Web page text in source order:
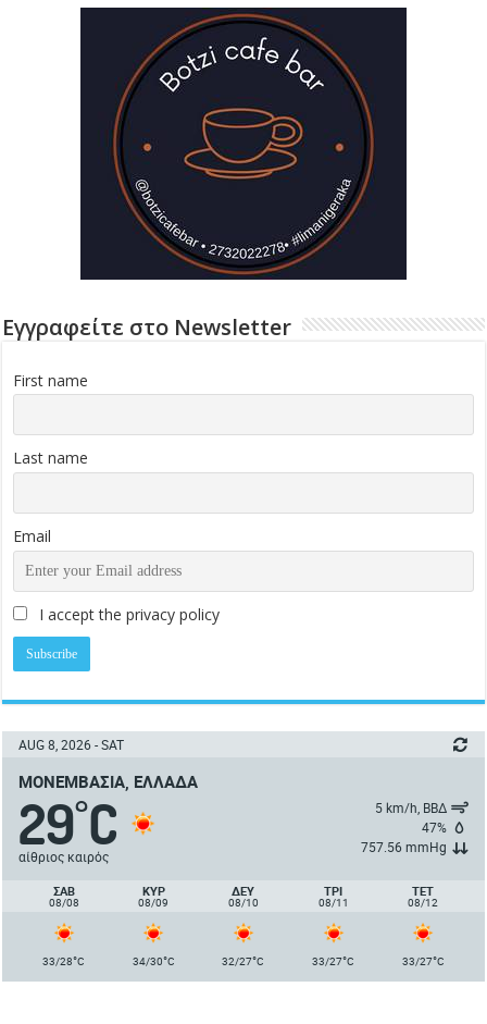
Εγγραφείτε στο Newsletter
First name
Last name
Email
I accept the privacy policy
AUG 8, 2026 - SAT
ΜΟΝΕΜΒΑΣΙΆ, ΕΛΛΆΔΑ
29°C
αίθριος καιρός
5 km/h, ΒΒΔ
47%
757.56 mmHg
ΣΑΒ
08/08
ΚΥΡ
08/09
ΔΕΥ
08/10
ΤΡΙ
08/11
ΤΕΤ
08/12
33/28°C 34/30°C 32/27°C 33/27°C 33/27°C